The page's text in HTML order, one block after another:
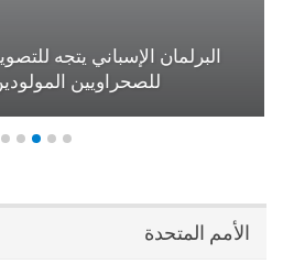
البرلمان الإسباني يتجه
للصحراويين المولودين
الأمم المتحدة